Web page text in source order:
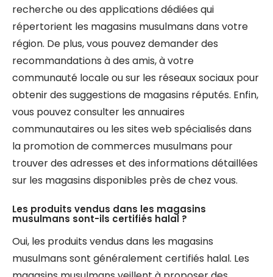
recherche ou des applications dédiées qui
répertorient les magasins musulmans dans votre
région. De plus, vous pouvez demander des
recommandations à des amis, à votre
communauté locale ou sur les réseaux sociaux pour
obtenir des suggestions de magasins réputés. Enfin,
vous pouvez consulter les annuaires
communautaires ou les sites web spécialisés dans
la promotion de commerces musulmans pour
trouver des adresses et des informations détaillées
sur les magasins disponibles près de chez vous.
Les produits vendus dans les magasins
musulmans sont-ils certifiés halal ?
Oui, les produits vendus dans les magasins
musulmans sont généralement certifiés halal. Les